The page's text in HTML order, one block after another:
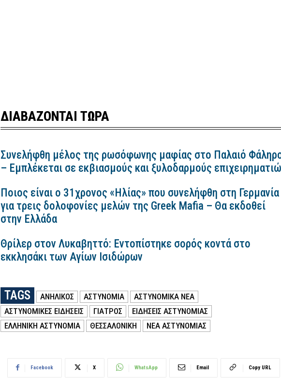
ΔΙΑΒΑΖΟΝΤΑΙ ΤΩΡΑ
Συνελήφθη μέλος της ρωσόφωνης μαφίας στο Παλαιό
– Εμπλέκεται σε εκβιασμούς και ξυλοδαρμούς
Ποιος είναι ο 31χρονος «Ηλίας» που συνελήφθη στη Γερμανία
για τρεις δολοφονίες μελών της Greek Mafia – Θα εκδοθεί
στην Ελλάδα
Θρίλερ στον Λυκαβηττό: Εντοπίστηκε σορός κοντά στο
εκκλησάκι των Αγίων Ισιδώρων
TAGS ΑΝΗΛΙΚΟΣ ΑΣΤΥΝΟΜΙΑ
ΑΣΤΥΝΟΜΙΚΑ ΝΕΑ
ΑΣΤΥΝΟΜΙΚΕΣ ΕΙΔΗΣΕΙΣ
ΓΙΑΤΡΟΣ
ΕΙΔΗΣΕΙΣ ΑΣΤΥΝΟΜΙΑΣ
ΕΛΛΗΝΙΚΗ ΑΣΤΥΝΟΜΙΑ
ΘΕΣΣΑΛΟΝΙΚΗ ΝΕΑ ΑΣΤΥΝΟΜΙΑΣ
Facebook X WhatsApp Email Copy URL